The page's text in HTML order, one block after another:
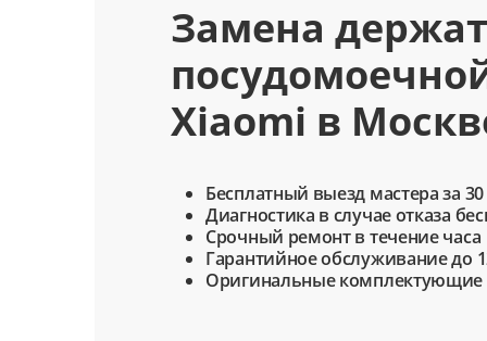
Замена
Xiaomi в
Бесплатный выезд мастера за
Диагностика в случае отказа
Срочный ремонт в течение часа
Гарантийное обслуживание до
Оригинальные комплектующие